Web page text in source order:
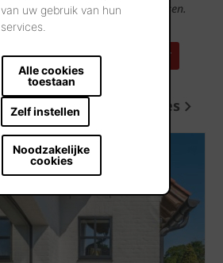
van uw gebruik van hun
services.
Alle cookies
toestaan
Zelf instellen
Noodzakelijke
cookies
op 100-en referentieadressen.
IN UW BUURT
Meer nieuws en advies